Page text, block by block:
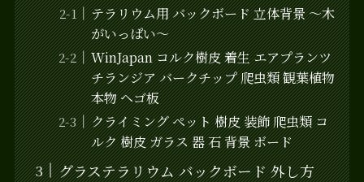
テラリウム用 バックボード 立体背景 ～木
がいっぱい～
WinJapan コルク樹皮 着生 エアプランツ
チランジア バークチップ 爬虫類 観葉植物
本物 ヘゴ板
クライミング ペット 樹皮 装飾 爬虫類 コ
ルク 樹皮 ガラス 器 石 背景 ボード
グラステラリウム バックボード 外し方